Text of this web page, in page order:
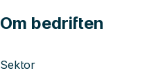
Om bedriften
Sektor